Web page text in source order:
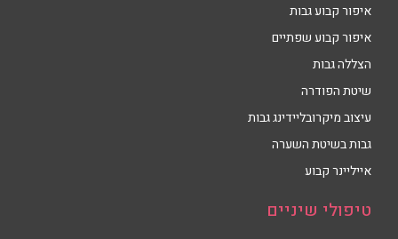
איפור קבוע גבות
איפור קבוע שפתיים
הצללה גבות
שיטת הפודרה
עיצוב מיקרובליידינג גבות
גבות בשיטת השערה
אייליינר קבוע
טיפולי שיניים